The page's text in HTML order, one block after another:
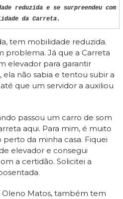
reduzida e se surpreendeu com
da Carreta.
tem mobilidade reduzida.
problema. Já que a Carreta
elevador para garantir
ela não sabia e tentou subir a
que um servidor a auxiliou
passou um carro de som
aqui. Para mim, é muito
da minha casa. Fiquei
elevador e consegui
a certidão. Solicitei a
Matos, também tem